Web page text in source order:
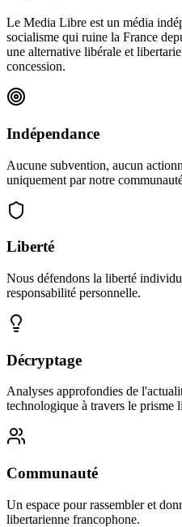
Le Media Libre est un média
socialisme qui ruine la France
une alternative libérale et
concession.
Indépendance
Aucune subvention, aucun
uniquement par notre
Liberté
Nous défendons la liberté
responsabilité personnelle.
Décryptage
Analyses approfondies de
technologique à travers le prisme
Communauté
Un espace pour rassembler et
libertarienne francophone.